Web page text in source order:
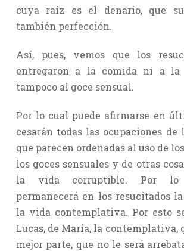
cuya raíz es el denario, que
también perfección.
Así, pues, vemos que los
entregaron a la comida ni a la
tampoco al goce sensual.
Por lo cual puede afirmarse en
cesarán todas las ocupaciones
que parecen ordenadas al uso de
los goces sensuales y de otras
la vida corruptible. Por lo
permanecerá en los resucitados
la vida contemplativa. Por esto
Lucas, de María, la contemplativa,
mejor parte, que no le será